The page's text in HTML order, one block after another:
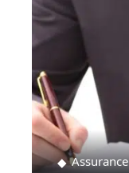
Assurance